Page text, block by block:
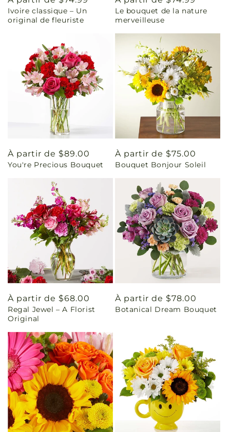
habituel
Ivoire classique – Un
original de fleuriste
habituel
Le bouquet de la nature
merveilleuse
Prix
habituel
À partir de $89.00
You're Precious Bouquet
Prix
habituel
À partir de $75.00
Bouquet Bonjour Soleil
Prix
habituel
À partir de $68.00
Regal Jewel – A Florist
Original
Prix
habituel
À partir de $78.00
Botanical Dream Bouquet